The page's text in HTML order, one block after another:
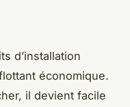
d’installation
économique.
il devient facile